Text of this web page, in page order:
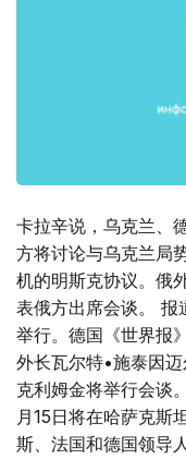
卡拉辛说，乌克兰、
方将讨论与乌克兰局
机的明斯克协议。俄
表俄方出席会谈。 报
举行。德国《世界报
外长瓦尔特•施泰因
克利姆金将举行会谈
月15日将在哈萨克斯
斯、法国和德国领导